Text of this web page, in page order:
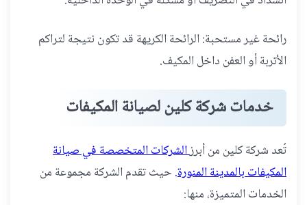
رائحة غير مستحبة: الرائحة الكريهة قد تكون نتيجة لتراكم
الأتربة أو العفن داخل المكيف.
خدمات شركة كلين لصيانة المكيفات
تُعد شركة كلين من أبرزالشركات المتخصصة في صيانة
المكيفات بالمدينة المنورة. حيث تقدم الشركة مجموعة من
الخدمات المتميزة، منها: